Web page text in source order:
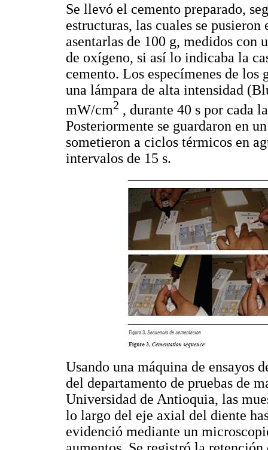
Se llevó el cemento preparado,
estructuras, las cuales se
asentarlas de 100 g, medidos
de oxígeno, si así lo indicaba la
cemento. Los especímenes de
una lámpara de alta intensidad
mW/cm2 , durante 40 s por cada
Posteriormente se guardaron en
sometieron a ciclos térmicos en
intervalos de 15 s.
Usando una máquina de ensayos
del departamento de pruebas de
Universidad de Antioquia, las
lo largo del eje axial del diente
evidenció mediante un